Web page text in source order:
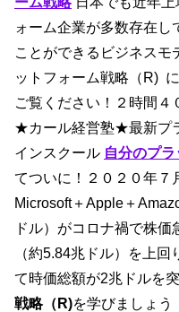
ォーム企業が多数存在し
ことができるビジネスモ
ットフォーム戦略（R)
ご覧ください！２時間
★カール経営塾★最新プ
インスクール 自分のプ
てついに！２０２０年７
Microsoft＋Apple＋
ドル）がコロナ禍で株
（約5.84兆ドル）を上
て時価総額が2兆ドルを
戦略（R)を学びましょう